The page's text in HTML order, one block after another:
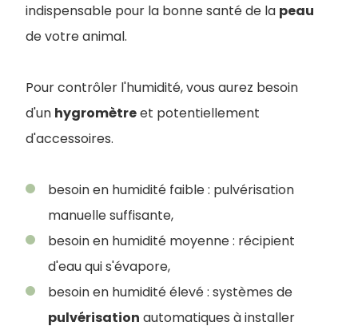
indispensable pour la bonne santé de la peau
de votre animal.
Pour contrôler l'humidité, vous aurez besoin
d'un hygromètreet potentiellement
d'accessoires.
besoin en humidité faible : pulvérisation
manuelle suffisante,
besoin en humidité moyenne : récipient
d'eau qui s'évapore,
besoin en humidité élevé : systèmes de
pulvérisation automatiques à installer